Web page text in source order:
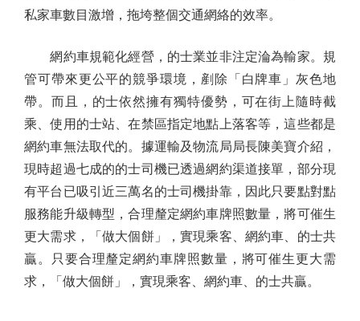
私家車數目激增，拖垮整個交通網絡的效率。
網約車規範化經營，的士業並非注定淪為輸家。規
管可帶來更公平的競爭環境，剷除「白牌車」灰色地
帶。而且，的士依然擁有獨特優勢，可在街上隨時截
乘、使用的士站、在禁區指定地點上落客等，這些都是
網約車無法取代的。據運輸及物流局局長陳美寶介紹，
現時超過七成的的士司機已透過網約渠道接單，部分現
有平台已吸引近三萬名的士司機掛靠，因此只要點對點
服務能升級轉型，合理釐定網約車牌照數量，將可催生
更大需求，「做大個餅」，實現乘客、網約車、的士共
贏。只要合理釐定網約車牌照數量，將可催生更大需
求，「做大個餅」，實現乘客、網約車、的士共贏。